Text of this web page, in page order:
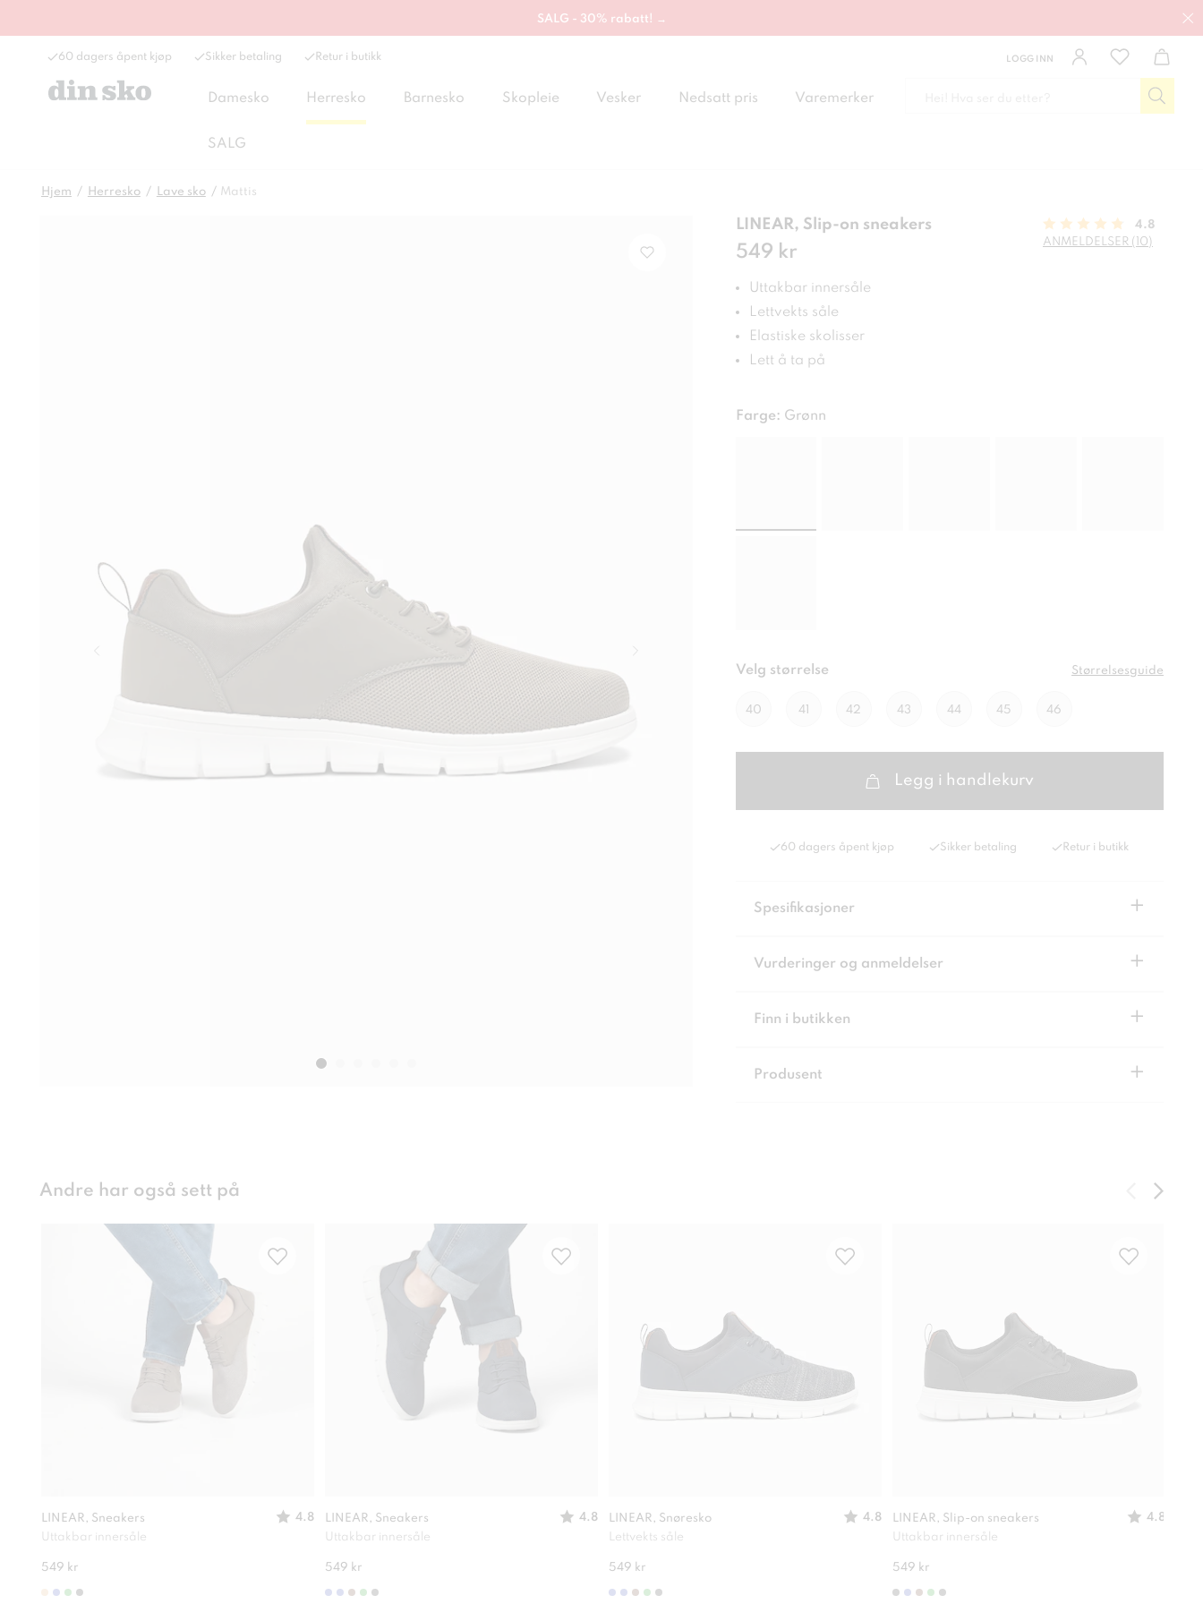
SALG - 30% rabatt! →
60 dagers åpent kjøp Sikker betaling Retur i butikk LOGG INN
Damesko Herresko Barnesko Skopleie Vesker Nedsatt pris Varemerker
SALG
Hjem Herresko Lave sko Mattis
LINEAR, Slip-on sneakers
Pris: 549 kr
549 kr
4.8
ANMELDELSER (10)
Uttakbar innersåle
Lettvekts såle
Elastiske skolisser
Lett å ta på
Farge: Grønn
Velg størrelse Størrelsesguide
40 41 42 43 44 45 46
Legg i handlekurv
60 dagers åpent kjøp Sikker betaling Retur i butikk
Spesifikasjoner +
Vurderinger og anmeldelser +
Finn i butikken +
Produsent +
Andre har også sett på
LINEAR, Sneakers
4.8
Uttakbar innersåle
549 kr
LINEAR, Sneakers
4.8
Uttakbar innersåle
549 kr
LINEAR, Snøresko
4.8
Lettvekts såle
549 kr
LINEAR, Slip-on sneakers
4.8
Uttakbar innersåle
549 kr